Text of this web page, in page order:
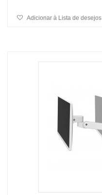
Adicionar à Lista de desejos